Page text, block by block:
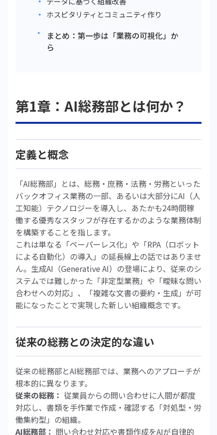
ホスピタリティとコミュニティ作り
まとめ：第一歩は「業務の可視化」か
ら
第1章：AI総務部とは何か？
定義と概念
「AI総務部」とは、総務・庶務・法務・労務といった
バックオフィス業務の一部、あるいは大部分にAI（人
工知能）テクノロジーを導入し、あたかも24時間稼
働する優秀なスタッフが存在するかのような業務体制
を構築することを指します。
これは単なる「ペーパーレス化」や「RPA（ロボット
による自動化）の導入」の延長線上の話ではありませ
ん。生成AI（Generative AI）の登場により、従来のシ
ステムでは難しかった「非定型業務」や「曖昧な問い
合わせへの対応」、「複雑な文書の要約・生成」が可
能になったことで実現した新しい組織概念です。
従来の総務との決定的な違い
従来の総務部とAI総務部では、業務へのアプローチが
根本的に異なります。
従来の総務： 従業員からの問い合わせに人間が都度
対応し、書類を手作業で作成・確認する「対処型・労
働集約型」の組織。
AI総務部： 問い合わせ対応や書類作成をAIが自律的